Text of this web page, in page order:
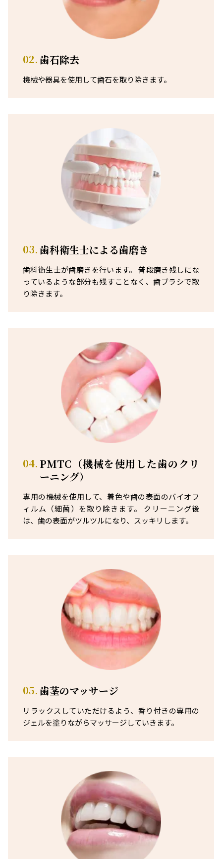
02.歯石除去
機械や器具を使用して歯石を取り除きます。
03.歯科衛生士による歯磨き
歯科衛生士が歯磨きを行います。 普段磨き残しにな
っているような部分も残すことなく、歯ブラシで取
り除きます。
04. PMTC（機械を使用した歯のクリ
ーニング）
専用の機械を使用して、着色や歯の表面のバイオフ
ィルム（細菌）を取り除きます。 クリーニング後
は、歯の表面がツルツルになり、スッキリします。
05.歯茎のマッサージ
リラックスしていただけるよう、香り付きの専用の
ジェルを塗りながらマッサージしていきます。